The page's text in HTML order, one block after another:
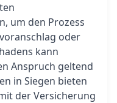
um den Prozess
oder
kann
Anspruch geltend
in Siegen bieten
der Versicherung